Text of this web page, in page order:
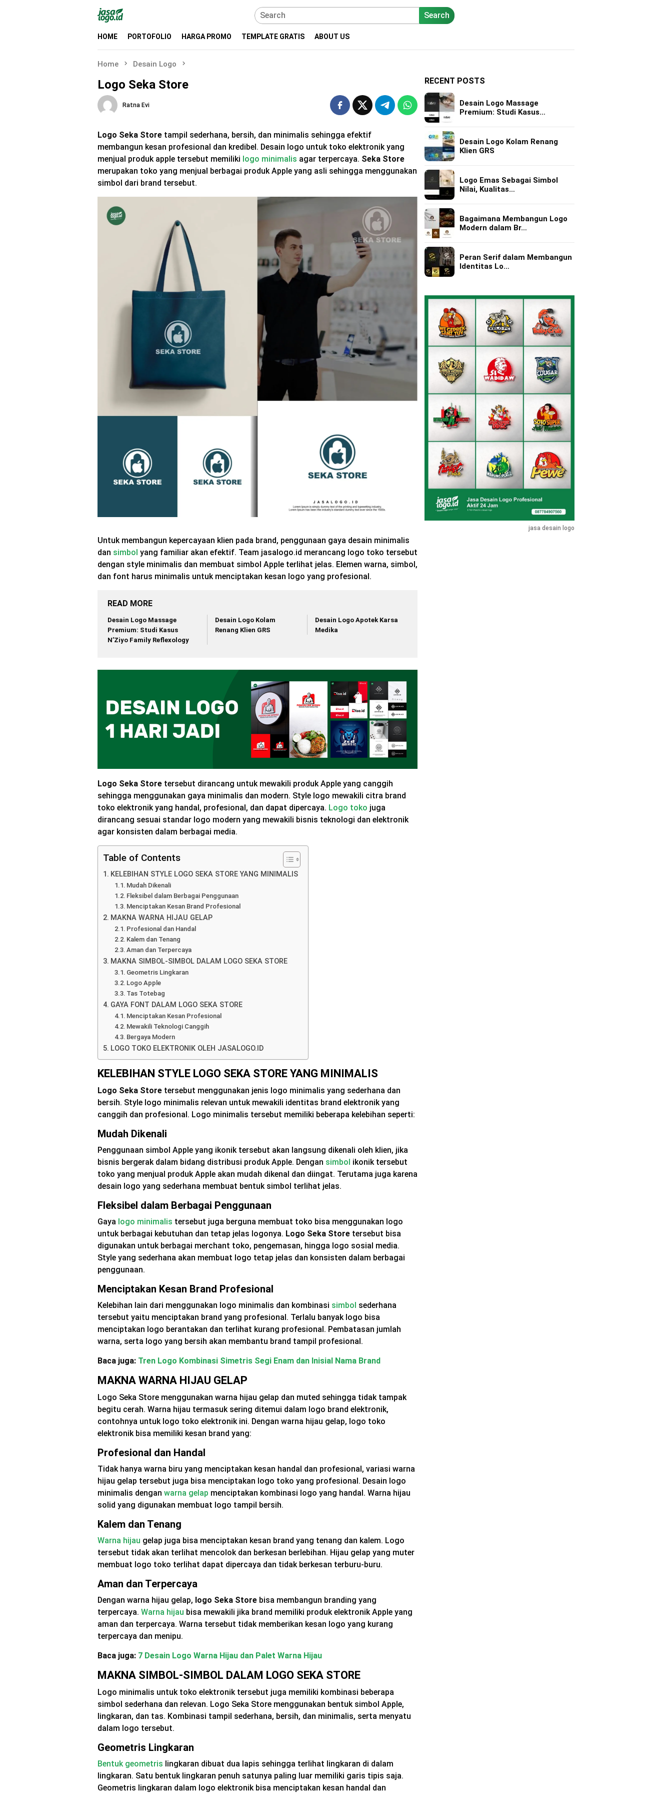
Search
HOME PORTOFOLIO HARGA PROMO TEMPLATE GRATIS ABOUT US
Home Desain Logo
Logo Seka Store
Ratna Evi
Logo Seka Store tampil sederhana, bersih, dan minimalis sehingga efektif
membangun kesan profesional dan kredibel. Desain logo untuk toko elektronik yang
menjual produk apple tersebut memiliki logo minimalis agar terpercaya. Seka Store
merupakan toko yang menjual berbagai produk Apple yang asli sehingga menggunakan
simbol dari brand tersebut.
Untuk membangun kepercayaan klien pada brand, penggunaan gaya desain minimalis
dan simbol yang familiar akan efektif. Team jasalogo.id merancang logo toko tersebut
dengan style minimalis dan membuat simbol Apple terlihat jelas. Elemen warna, simbol,
dan font harus minimalis untuk menciptakan kesan logo yang profesional.
READ MORE
Desain Logo Massage
Premium: Studi Kasus
N’Ziyo Family Reflexology
Desain Logo Kolam
Renang Klien GRS
Desain Logo Apotek Karsa
Medika
Logo Seka Store tersebut dirancang untuk mewakili produk Apple yang canggih
sehingga menggunakan gaya minimalis dan modern. Style logo mewakili citra brand
toko elektronik yang handal, profesional, dan dapat dipercaya. Logo toko juga
dirancang sesuai standar logo modern yang mewakili bisnis teknologi dan elektronik
agar konsisten dalam berbagai media.
Table of Contents
KELEBIHAN STYLE LOGO SEKA STORE YANG MINIMALIS
Mudah Dikenali
Fleksibel dalam Berbagai Penggunaan
Menciptakan Kesan Brand Profesional
MAKNA WARNA HIJAU GELAP
Profesional dan Handal
Kalem dan Tenang
Aman dan Terpercaya
MAKNA SIMBOL-SIMBOL DALAM LOGO SEKA STORE
Geometris Lingkaran
Logo Apple
Tas Totebag
GAYA FONT DALAM LOGO SEKA STORE
Menciptakan Kesan Profesional
Mewakili Teknologi Canggih
Bergaya Modern
LOGO TOKO ELEKTRONIK OLEH JASALOGO.ID
KELEBIHAN STYLE LOGO SEKA STORE YANG MINIMALIS
Logo Seka Store tersebut menggunakan jenis logo minimalis yang sederhana dan
bersih. Style logo minimalis relevan untuk mewakili identitas brand elektronik yang
canggih dan profesional. Logo minimalis tersebut memiliki beberapa kelebihan seperti:
Mudah Dikenali
Penggunaan simbol Apple yang ikonik tersebut akan langsung dikenali oleh klien, jika
bisnis bergerak dalam bidang distribusi produk Apple. Dengan simbol ikonik tersebut
toko yang menjual produk Apple akan mudah dikenal dan diingat. Terutama juga karena
desain logo yang sederhana membuat bentuk simbol terlihat jelas.
Fleksibel dalam Berbagai Penggunaan
Gaya logo minimalis tersebut juga berguna membuat toko bisa menggunakan logo
untuk berbagai kebutuhan dan tetap jelas logonya. Logo Seka Store tersebut bisa
digunakan untuk berbagai merchant toko, pengemasan, hingga logo sosial media.
Style yang sederhana akan membuat logo tetap jelas dan konsisten dalam berbagai
penggunaan.
Menciptakan Kesan Brand Profesional
Kelebihan lain dari menggunakan logo minimalis dan kombinasi simbol sederhana
tersebut yaitu menciptakan brand yang profesional. Terlalu banyak logo bisa
menciptakan logo berantakan dan terlihat kurang profesional. Pembatasan jumlah
warna, serta logo yang bersih akan membantu brand tampil profesional.
Baca juga: Tren Logo Kombinasi Simetris Segi Enam dan Inisial Nama Brand
MAKNA WARNA HIJAU GELAP
Logo Seka Store menggunakan warna hijau gelap dan muted sehingga tidak tampak
begitu cerah. Warna hijau termasuk sering ditemui dalam logo brand elektronik,
contohnya untuk logo toko elektronik ini. Dengan warna hijau gelap, logo toko
elektronik bisa memiliki kesan brand yang:
Profesional dan Handal
Tidak hanya warna biru yang menciptakan kesan handal dan profesional, variasi warna
hijau gelap tersebut juga bisa menciptakan logo toko yang profesional. Desain logo
minimalis dengan warna gelap menciptakan kombinasi logo yang handal. Warna hijau
solid yang digunakan membuat logo tampil bersih.
Kalem dan Tenang
Warna hijau gelap juga bisa menciptakan kesan brand yang tenang dan kalem. Logo
tersebut tidak akan terlihat mencolok dan berkesan berlebihan. Hijau gelap yang muter
membuat logo toko terlihat dapat dipercaya dan tidak berkesan terburu-buru.
Aman dan Terpercaya
Dengan warna hijau gelap, logo Seka Store bisa membangun branding yang
terpercaya. Warna hijau bisa mewakili jika brand memiliki produk elektronik Apple yang
aman dan terpercaya. Warna tersebut tidak memberikan kesan logo yang kurang
terpercaya dan menipu.
Baca juga: 7 Desain Logo Warna Hijau dan Palet Warna Hijau
MAKNA SIMBOL-SIMBOL DALAM LOGO SEKA STORE
Logo minimalis untuk toko elektronik tersebut juga memiliki kombinasi beberapa
simbol sederhana dan relevan. Logo Seka Store menggunakan bentuk simbol Apple,
lingkaran, dan tas. Kombinasi tampil sederhana, bersih, dan minimalis, serta menyatu
dalam logo tersebut.
Geometris Lingkaran
Bentuk geometris lingkaran dibuat dua lapis sehingga terlihat lingkaran di dalam
lingkaran. Satu bentuk lingkaran penuh satunya paling luar memiliki garis tipis saja.
Geometris lingkaran dalam logo elektronik bisa menciptakan kesan handal dan
RECENT POSTS
Desain Logo Massage
Premium: Studi Kasus…
Desain Logo Kolam Renang
Klien GRS
Logo Emas Sebagai Simbol
Nilai, Kualitas…
Bagaimana Membangun Logo
Modern dalam Br…
Peran Serif dalam Membangun
Identitas Lo…
jasa desain logo